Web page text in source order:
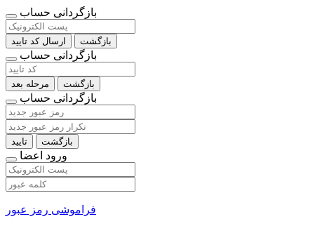
بازگردانی حساب
ارسال کد تایید بازگشت
بازگردانی حساب
مرحله بعد بازگشت
بازگردانی حساب
تایید بازگشت
ورود اعضا
فراموشی رمز عبور